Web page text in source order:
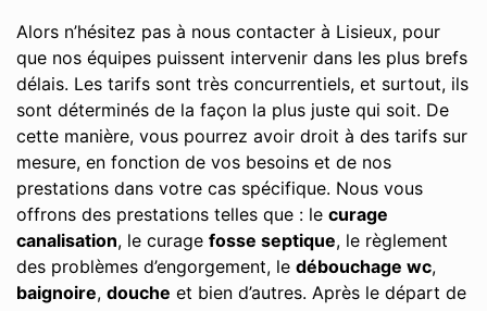
Alors n’hésitez pas à nous contacter à Lisieux, pour
que nos équipes puissent intervenir dans les plus brefs
délais. Les tarifs sont très concurrentiels, et surtout, ils
sont déterminés de la façon la plus juste qui soit. De
cette manière, vous pourrez avoir droit à des tarifs sur
mesure, en fonction de vos besoins et de nos
prestations dans votre cas spécifique. Nous vous
offrons des prestations telles que : le curage
canalisation, le curage fosse septique, le règlement
des problèmes d’engorgement, le débouchage wc,
baignoire, douche et bien d’autres. Après le départ de